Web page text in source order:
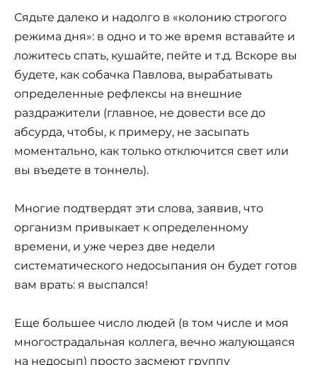
Сядьте далеко и надолго в «колонию строгого
режима дня»: в одно и то же время вставайте и
ложитесь спать, кушайте, пейте и т.д. Вскоре вы
будете, как собачка Павлова, вырабатывать
определенные рефлексы на внешние
раздражители (главное, не довести все до
абсурда, чтобы, к примеру, не засыпать
моментально, как только отключится свет или
вы въедете в тоннель).
Многие подтвердят эти слова, заявив, что
организм привыкает к определенному
времени, и уже через две недели
систематического недосыпания он будет готов
вам врать: я выспался!
Еще большее число людей (в том числе и моя
многострадальная коллега, вечно жалующаяся
на недосып) просто засмеют группу